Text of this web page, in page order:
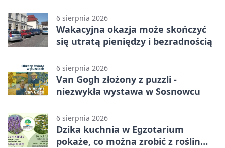
6 sierpnia 2026
Wakacyjna okazja może skończyć
się utratą pieniędzy i bezradnością
6 sierpnia 2026
Van Gogh złożony z puzzli -
niezwykła wystawa w Sosnowcu
6 sierpnia 2026
Dzika kuchnia w Egzotarium
pokaże, co można zrobić z roślin